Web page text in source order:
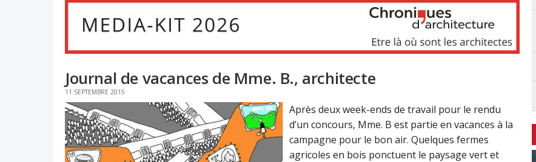
Journal de vacances de Mme. B., architecte
11 SEPTEMBRE 2015
Après deux week-ends de travail pour le rendu
d’un concours, Mme. B est partie en vacances à la
campagne pour le bon air. Quelques fermes
agricoles en bois ponctuent le paysage vert et